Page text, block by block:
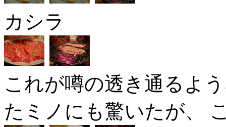
カシラ
これが噂の透き通るよ
たミノにも驚いたが、